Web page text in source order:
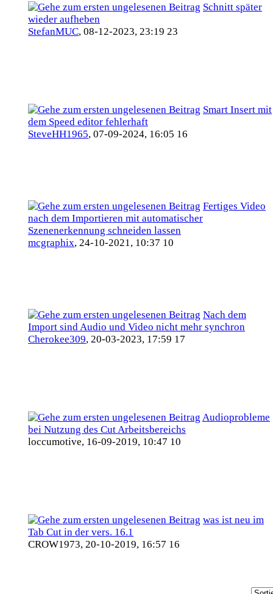
Schnitt später
wieder aufheben
StefanMUC, 08-12-2023, 23:19 23
Smart Insert mit
dem Speed editor fehlerhaft
SteveHH1965, 07-09-2024, 16:05 16
Fertiges Video
nach dem Importieren mit automatischer
Szenenerkennung schneiden lassen
mcgraphix, 24-10-2021, 10:37 10
Nach dem
Import sind Audio und Video nicht mehr synchron
Cherokee309, 20-03-2023, 17:59 17
Audioprobleme
bei Nutzung des Cut Arbeitsbereichs
loccumotive, 16-09-2019, 10:47 10
was ist neu im
Tab Cut in der vers. 16.1
CROW1973, 20-10-2019, 16:57 16